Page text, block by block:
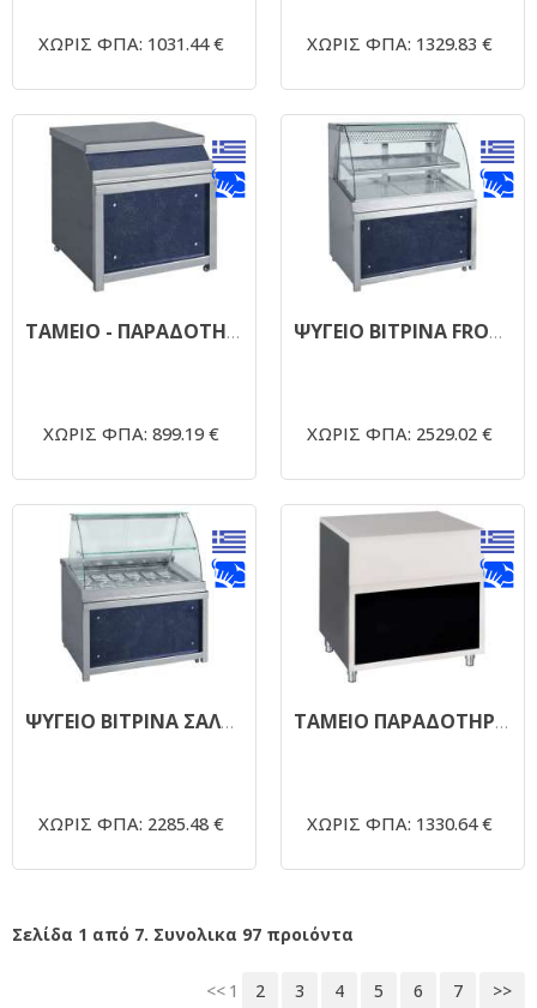
ΧΩΡΙΣ ΦΠΑ: 1031.44 € ΧΩΡΙΣ ΦΠΑ: 1329.83 €
ΤΑΜΕΙΟ - ΠΑΡΑΔΟΤΗΡΙΟ ΟΥΔΕΤΕΡΟ FROST
ΧΩΡΙΣ ΦΠΑ: 899.19 €
ΨΥΓΕΙΟ ΒΙΤΡΙΝΑ FROST 110
ΧΩΡΙΣ ΦΠΑ: 2529.02 €
ΨΥΓΕΙΟ ΒΙΤΡΙΝΑ ΣΑΛΑΤΩΝ FROST 110
ΧΩΡΙΣ ΦΠΑ: 2285.48 €
ΤΑΜΕΙΟ ΠΑΡΑΔΟΤΗΡΙΟ LUX 80x70x85
ΧΩΡΙΣ ΦΠΑ: 1330.64 €
Σελίδα 1 από 7. Συνολικα 97 προιόντα
<< 1 2 3 4 5 6 7 >>